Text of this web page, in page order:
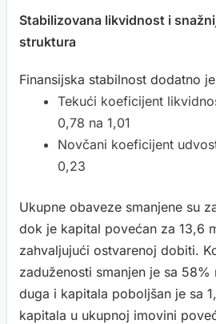
Stabilizovana likvidnost i
struktura
Finansijska stabilnost dodatno
Tekući koeficijent
0,78 na 1,01
Novčani koeficijent
0,23
Ukupne obaveze smanjene su
dok je kapital povećan za 13,6
zahvaljujući ostvarenoj dobiti.
zaduženosti smanjen je sa
duga i kapitala poboljšan je sa
kapitala u ukupnoj imovini